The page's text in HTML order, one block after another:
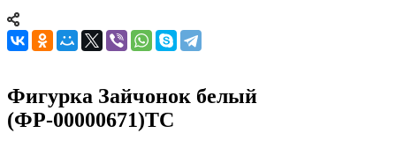
Фигурка Зайчонок белый
(ФР-00000671)ТС